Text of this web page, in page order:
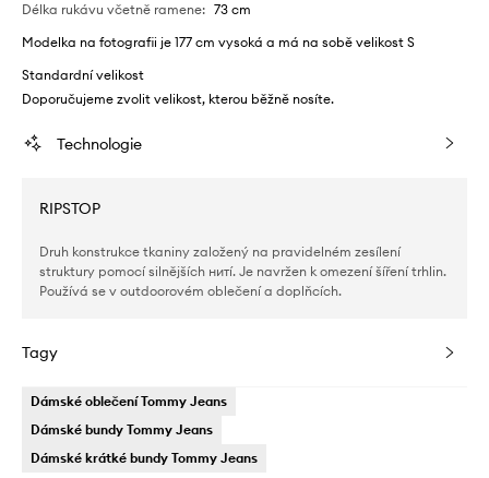
Délka rukávu včetně ramene: 73 cm
Modelka na fotografii je 177 cm vysoká a má na sobě velikost S
Standardní velikost
Doporučujeme zvolit velikost, kterou běžně nosíte.
Technologie
RIPSTOP
Druh konstrukce tkaniny založený na pravidelném zesílení
struktury pomocí silnějších нитí. Je navržen k omezení šíření trhlin.
Používá se v outdoorovém oblečení a doplňcích.
Tagy
Dámské oblečení Tommy Jeans
Dámské bundy Tommy Jeans
Dámské krátké bundy Tommy Jeans